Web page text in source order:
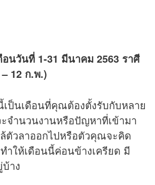
นวันที่ 1-31 มีนาคม 2563 ราศี
– 12 ก.พ.)
เป็นเดือนที่คุณต้องตั้งรับกับหลาย
ะจำนวนงานหรือปัญหาที่เข้ามา
ตัวลาออกไปหรือตัวคุณจะคิด
ำให้เดือนนี้ค่อนข้างเครียด มี
าง